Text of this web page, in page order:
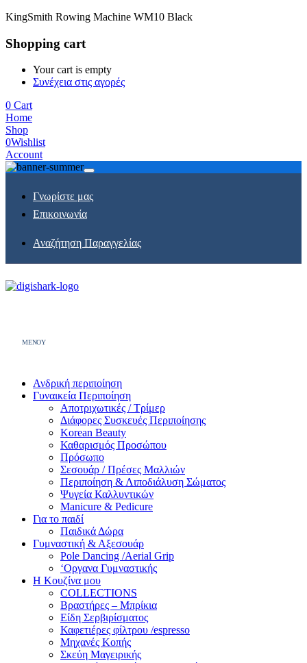
KingSmith Rowing Machine WM10 Black
Shopping cart
Your cart is empty
Συνέχεια στις αγορές
0 Cart
Home
Shop
0Wishlist
Account
Γνωρίστε μας
Επικοινωνία
Αναζήτηση Παραγγελίας
MENOY
Ανδρική περιποίηση
Γυναικεία Περιποίηση
Αποτριχωτικές / Τρίμερ
Διάφορες Συσκευές Περιποίησης
Korean Beauty
Καθαρισμός Προσώπου
Πρόσωπο
Σεσουάρ / Πρέσες Μαλλιών
Περιποίηση & Λιποδιάλυση Σώματος
Ψυγεία Καλλυντικών
Manicure & Pedicure
Για το παιδί
Παιδικά Δώρα
Γυμναστική & Αξεσουάρ
Pole Dancing /Aerial Grip
‘Οργανα Γυμναστικής
Η Κουζίνα μου
COLLECTIONS
Βραστήρες – Μπρίκια
Είδη Σερβιρίσματος
Καφετιέρες φίλτρου /espresso
Μηχανές Κοπής
Σκεύη Μαγειρικής